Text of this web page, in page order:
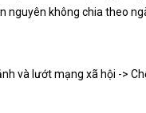
nguyên không chia theo
và lướt mạng xã hội ->